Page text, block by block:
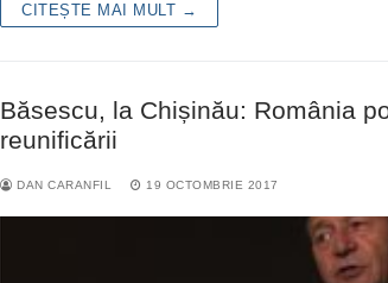
CITEȘTE MAI MULT →
Băsescu, la Chișinău: România
reunificării
DAN CARANFIL 19 OCTOMBRIE 2017